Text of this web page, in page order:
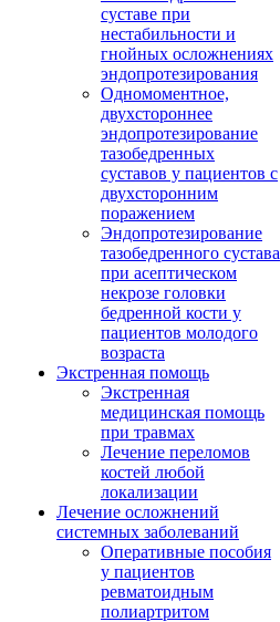
суставе при
нестабильности и
гнойных осложнениях
эндопротезирования
Одномоментное,
двухстороннее
эндопротезирование
тазобедренных
суставов у пациентов с
двухсторонним
поражением
Эндопротезирование
тазобедренного сустава
при асептическом
некрозе головки
бедренной кости у
пациентов молодого
возраста
Экстренная помощь
Экстренная
медицинская помощь
при травмах
Лечение переломов
костей любой
локализации
Лечение осложнений
системных заболеваний
Оперативные пособия
у пациентов
ревматоидным
полиартритом